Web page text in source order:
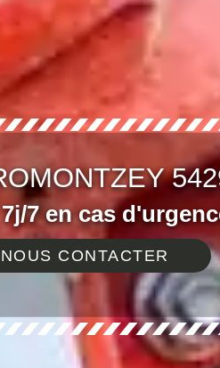
7 en cas
NOUS CONTACTER